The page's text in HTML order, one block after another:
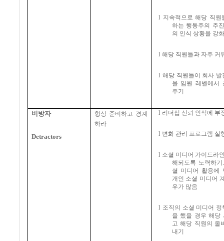
l 지속적으로 해당 직원
하는 행동주의 추
의 인식 상황을 강
l 해당 직원들과 자주 커
l 해당 직원들이 회사
을 임원 레벨에서
주기
비방자
Detractors
항상 준비하고 경계
하라
l 리더십 신뢰 인식에 부
l 변화 관리 프로그램 실
l 소셜 미디어 가이드라
해되도록 노력하기
셜 미디어 활용에
개인 소셜 미디어
우가 많음
l 조직의 소셜 미디어
을 했을 경우 해당
고 해당 직원의 올
내기